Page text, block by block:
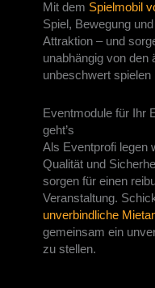
Mit dem Spielmobil
Spiel, Bewegung
Attraktion – und
unabhängig von den
unbeschwert spielen
Eventmodule für Ihr
geht’s
Als Eventprofi legen
Qualität und
sorgen für einen
Veranstaltung.
unverbindliche
gemeinsam ein
zu stellen.